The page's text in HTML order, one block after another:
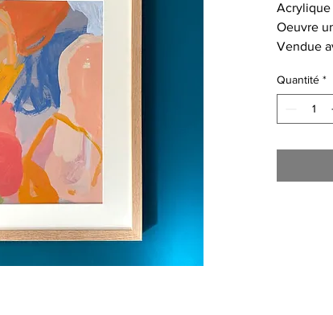
Acrylique
Oeuvre
Vendue
Quantité *